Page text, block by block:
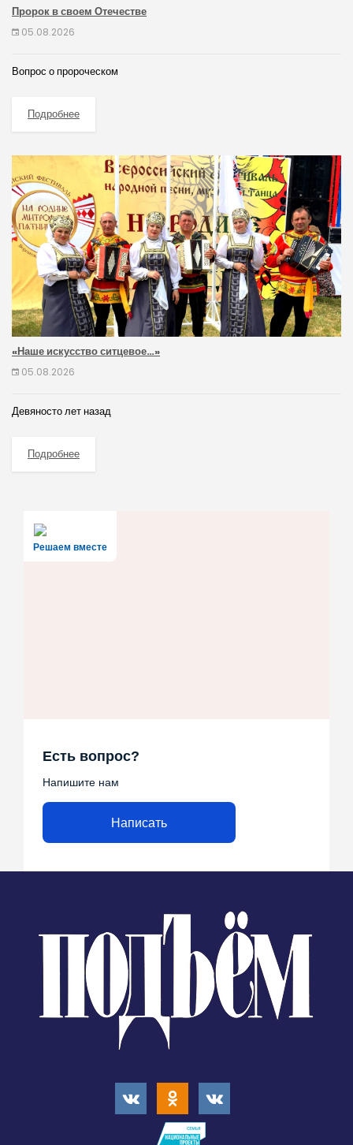
Пророк в своем Отечестве
05.08.2026
Вопрос о пророческом
Подробнее
«Наше искусство ситцевое…»
05.08.2026
Девяносто лет назад
Подробнее
Решаем вместе
Есть вопрос?
Напишите нам
Написать